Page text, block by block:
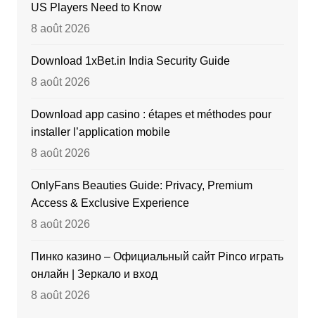
US Players Need to Know
8 août 2026
Download 1xBet.in India Security Guide
8 août 2026
Download app casino : étapes et méthodes pour
installer l’application mobile
8 août 2026
OnlyFans Beauties Guide: Privacy, Premium
Access & Exclusive Experience
8 août 2026
Пинко казино – Официальный сайт Pinco играть
онлайн | Зеркало и вход
8 août 2026